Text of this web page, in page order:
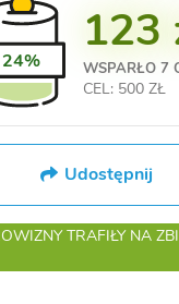
24%
123
WSPARŁO 7
CEL: 500 ZŁ
Udostępnij
TRAFIŁYNA